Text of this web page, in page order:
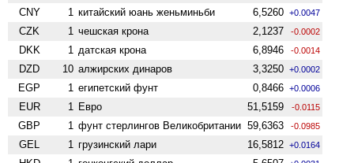
CNY 1 китайский юань женьминьби 6,5260 +0.0047
CZK 1 чешская крона 2,1237 -0.0002
DKK 1 датская крона 6,8946 -0.0014
DZD 10 алжирских динаров 3,3250 +0.0002
EGP 1 египетский фунт 0,8466 +0.0006
EUR 1 Евро 51,5159 -0.0115
GBP 1 фунт стерлингов Велико­британии 59,6363 -0.0985
GEL 1 грузинский лари 16,5812 +0.0164